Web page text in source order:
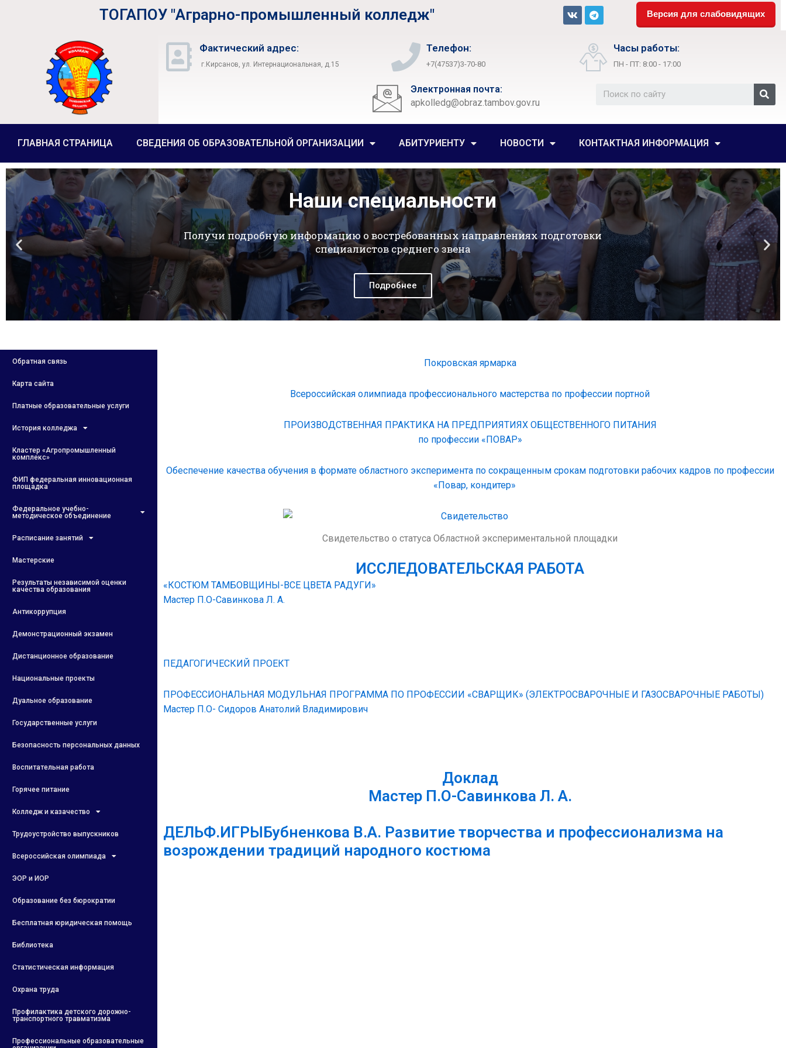
ТОГАПОУ "Аграрно-промышленный колледж" Версия для слабовидящих
Фактический адрес:
г.Кирсанов, ул. Интернациональная, д.15
Телефон:
+7(47537)3-70-80
Часы работы:
ПН - ПТ: 8:00 - 17:00
Электронная почта:
apkolledg@obraz.tambov.gov.ru
ГЛАВНАЯ СТРАНИЦА СВЕДЕНИЯ ОБ ОБРАЗОВАТЕЛЬНОЙ ОРГАНИЗАЦИИ АБИТУРИЕНТУ НОВОСТИ КОНТАКТНАЯ ИНФОРМАЦИЯ
Обратная связь
Карта сайта
Платные образовательные услуги
История колледжа
Кластер «Агропромышленный
комплекс»
ФИП федеральная инновационная
площадка
Федеральное учебно-
методическое объединение
Расписание занятий
Мастерские
Результаты независимой оценки
качества образования
Антикоррупция
Демонстрационный экзамен
Дистанционное образование
Национальные проекты
Дуальное образование
Государственные услуги
Безопасность персональных данных
Воспитательная работа
Горячее питание
Колледж и казачество
Трудоустройство выпускников
Всероссийская олимпиада
ЭОР и ИОР
Образование без бюрократии
Бесплатная юридическая помощь
Библиотека
Статистическая информация
Охрана труда
Профилактика детского дорожно-
транспортного травматизма
Профессиональные образовательные
Покровская ярмарка
Всероссийская олимпиада профессионального мастерства по профессии портной
ПРОИЗВОДСТВЕННАЯ ПРАКТИКА НА ПРЕДПРИЯТИЯХ ОБЩЕСТВЕННОГО ПИТАНИЯ
по профессии «ПОВАР»
Обеспечение качества обучения в формате областного эксперимента по сокращенным срокам подготовки рабочих кадров по профессии
«Повар, кондитер»
Свидетельство о статуса Областной экспериментальной площадки
ИССЛЕДОВАТЕЛЬСКАЯ РАБОТА
«КОСТЮМ ТАМБОВЩИНЫ-ВСЕ ЦВЕТА РАДУГИ»
Мастер П.О-Савинкова Л. А.
ПЕДАГОГИЧЕСКИЙ ПРОЕКТ
ПРОФЕССИОНАЛЬНАЯ МОДУЛЬНАЯ ПРОГРАММА ПО ПРОФЕССИИ «СВАРЩИК» (ЭЛЕКТРОСВАРОЧНЫЕ И ГАЗОСВАРОЧНЫЕ РАБОТЫ)
Мастер П.О- Сидоров Анатолий Владимирович
Доклад
Мастер П.О-Савинкова Л. А.
ДЕЛЬФ.ИГРЫБубненкова В.А. Развитие творчества и профессионализма на
возрождении традиций народного костюма